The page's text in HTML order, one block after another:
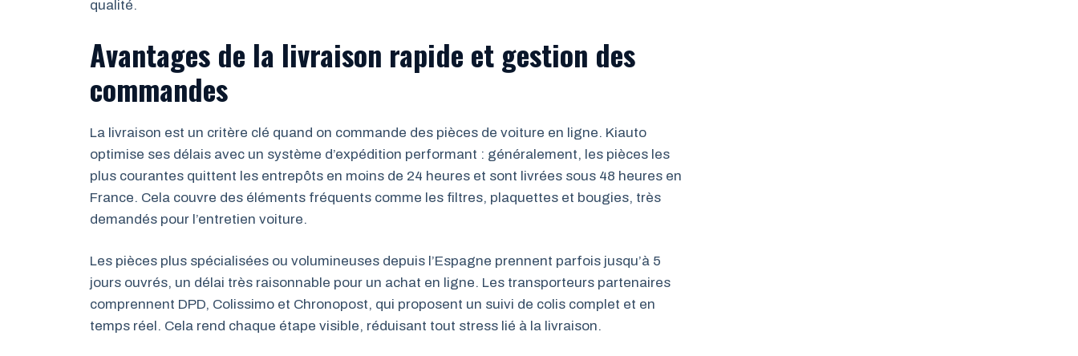
qualité.
Avantages de la livraison rapide et gestion des
commandes
La livraison est un critère clé quand on commande des pièces de voiture en ligne. Kiauto
optimise ses délais avec un système d’expédition performant : généralement, les pièces les
plus courantes quittent les entrepôts en moins de 24 heures et sont livrées sous 48 heures en
France. Cela couvre des éléments fréquents comme les filtres, plaquettes et bougies, très
demandés pour l’entretien voiture.
Les pièces plus spécialisées ou volumineuses depuis l’Espagne prennent parfois jusqu’à 5
jours ouvrés, un délai très raisonnable pour un achat en ligne. Les transporteurs partenaires
comprennent DPD, Colissimo et Chronopost, qui proposent un suivi de colis complet et en
temps réel. Cela rend chaque étape visible, réduisant tout stress lié à la livraison.